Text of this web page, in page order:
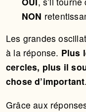
NON
Les grandes
à la réponse. Plus
cercles, plus il
chose d’important.
Grâce aux